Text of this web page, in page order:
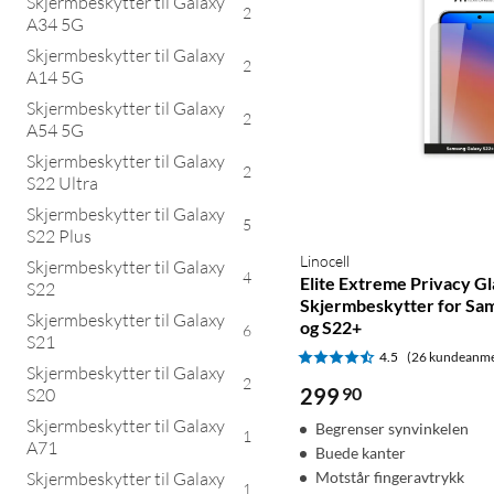
A34 5G
2
Skjermbeskytter til Galaxy
A14 5G
2
Skjermbeskytter til Galaxy
A54 5G
2
Skjermbeskytter til Galaxy
S22 Ultra
2
Skjermbeskytter til Galaxy
S22 Plus
5
Skjermbeskytter til Galaxy
S22
4
Skjermbeskytter til Galaxy
S21
6
Skjermbeskytter til Galaxy
S20
2
Skjermbeskytter til Galaxy
A71
1
Skjermbeskytter til Galaxy
1
Linocell
Elite Extreme Privacy
Skjermbeskytter for
og S22+
4.5 (26
299 90
Begrenser synvinkelen
Buede kanter
Motstår fingeravtrykk